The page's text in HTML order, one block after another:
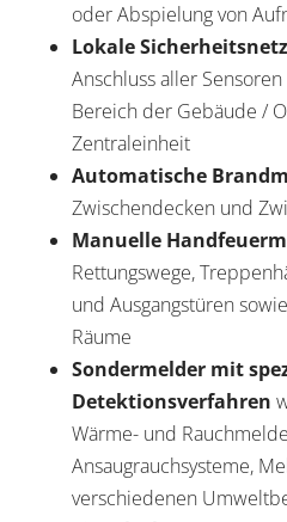
oder Abspielung von
Lokale
Anschluss aller
Bereich der Gebäude /
Zentraleinheit
Automatische
Zwischendecken und
Manuelle
Rettungswege,
und Ausgangstüren
Räume
Sondermelder mit
Detektionsverfahren
Wärme- und
Ansaugrauchsysteme,
verschiedenen